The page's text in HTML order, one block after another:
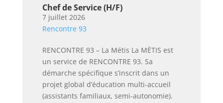
Chef de Service (H/F)
7 juillet 2026
Rencontre 93
RENCONTRE 93 – La Métis La MÈTIS est
un service de RENCONTRE 93. Sa
démarche spécifique s’inscrit dans un
projet global d’éducation multi-accueil
(assistants familiaux, semi-autonomie).